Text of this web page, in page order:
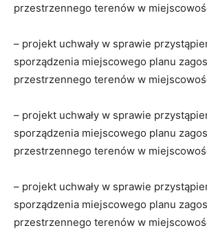
przestrzennego terenów w
– projekt uchwały w sprawie
sporządzenia miejscowego planu
przestrzennego terenów w
– projekt uchwały w sprawie
sporządzenia miejscowego planu
przestrzennego terenów w
– projekt uchwały w sprawie
sporządzenia miejscowego planu
przestrzennego terenów w